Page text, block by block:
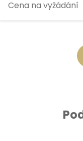
Cena na vyžádání